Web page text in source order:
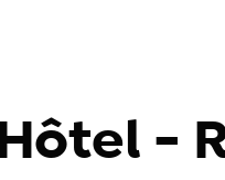
-